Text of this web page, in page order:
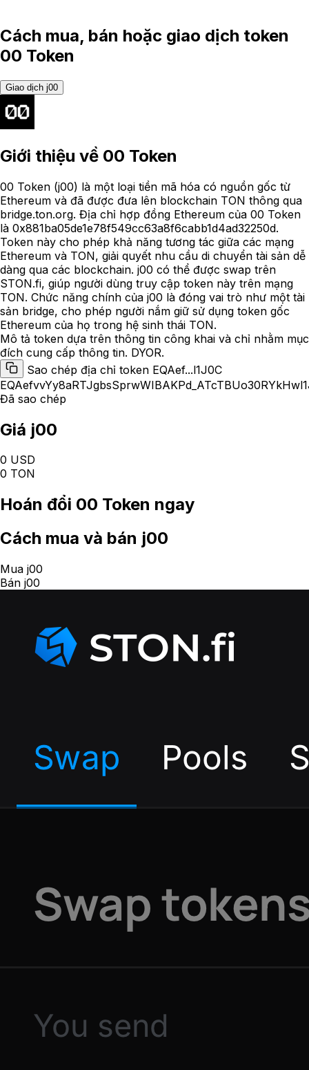
Cách mua, bán hoặc giao dịch token
00 Token
Giao dịch j00
Giới thiệu về 00 Token
00 Token (j00) là một loại tiền mã hóa có nguồn gốc từ
Ethereum và đã được đưa lên blockchain TON thông qua
bridge.ton.org. Địa chỉ hợp đồng Ethereum của 00 Token
là 0x881ba05de1e78f549cc63a8f6cabb1d4ad32250d.
Token này cho phép khả năng tương tác giữa các mạng
Ethereum và TON, giải quyết nhu cầu di chuyển tài sản dễ
dàng qua các blockchain. j00 có thể được swap trên
STON.fi, giúp người dùng truy cập token này trên mạng
TON. Chức năng chính của j00 là đóng vai trò như một tài
sản bridge, cho phép người nắm giữ sử dụng token gốc
Ethereum của họ trong hệ sinh thái TON.
Mô tả token dựa trên thông tin công khai và chỉ nhằm mục
đích cung cấp thông tin. DYOR.
Sao chép địa chỉ token EQAef...l1J0C
Đã sao chép
Giá j00
0 USD
0 TON
Hoán đổi 00 Token ngay
Cách mua và bán j00
Mua j00
Bán j00